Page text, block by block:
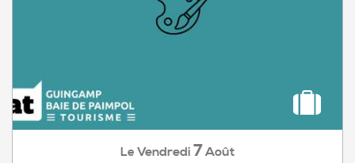
Le Vendredi 7Août